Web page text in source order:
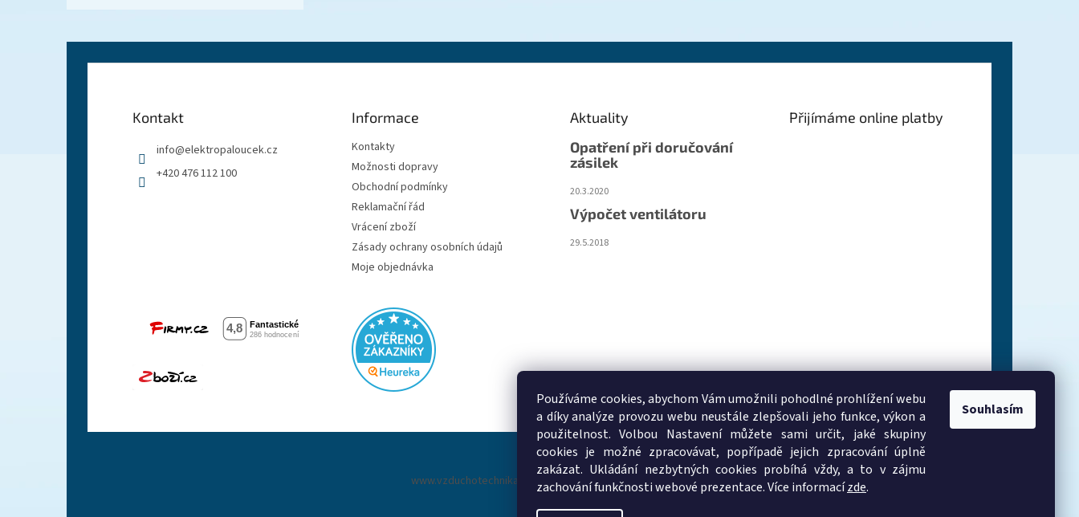
Používáme cookies, abychom Vám umožnili pohodlné prohlížení webu
a díky analýze provozu webu neustále zlepšovali jeho funkce, výkon a
použitelnost. Volbou Nastavení můžete sami určit, jaké skupiny
cookies je možné zpracovávat, popřípadě jejich zpracování úplně
zakázat. Ukládání nezbytných cookies probíhá vždy, a to v zájmu
zachování funkčnosti webové prezentace. Více informacízde.
Souhlasím
Kontakt
info@elektropaloucek.cz
+420 476 112 100
Informace
Kontakty
Možnosti dopravy
Obchodní podmínky
Reklamační řád
Vrácení zboží
Zásady ochrany osobních údajů
Moje objednávka
Aktuality
Opatření při doručování
zásilek
20.3.2020
Výpočet ventilátoru
29.5.2018
Přijímáme online platby
www.vzduchotechnika-ventilatory.cz www.palmat.cz